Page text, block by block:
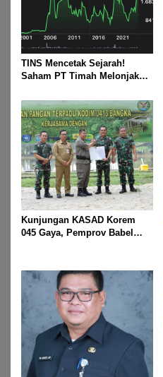
TINS Mencetak Sejarah!
Saham PT Timah Melonjak
Bursa
Kunjungan KASAD Korem
045 Gaya, Pemprov Babel